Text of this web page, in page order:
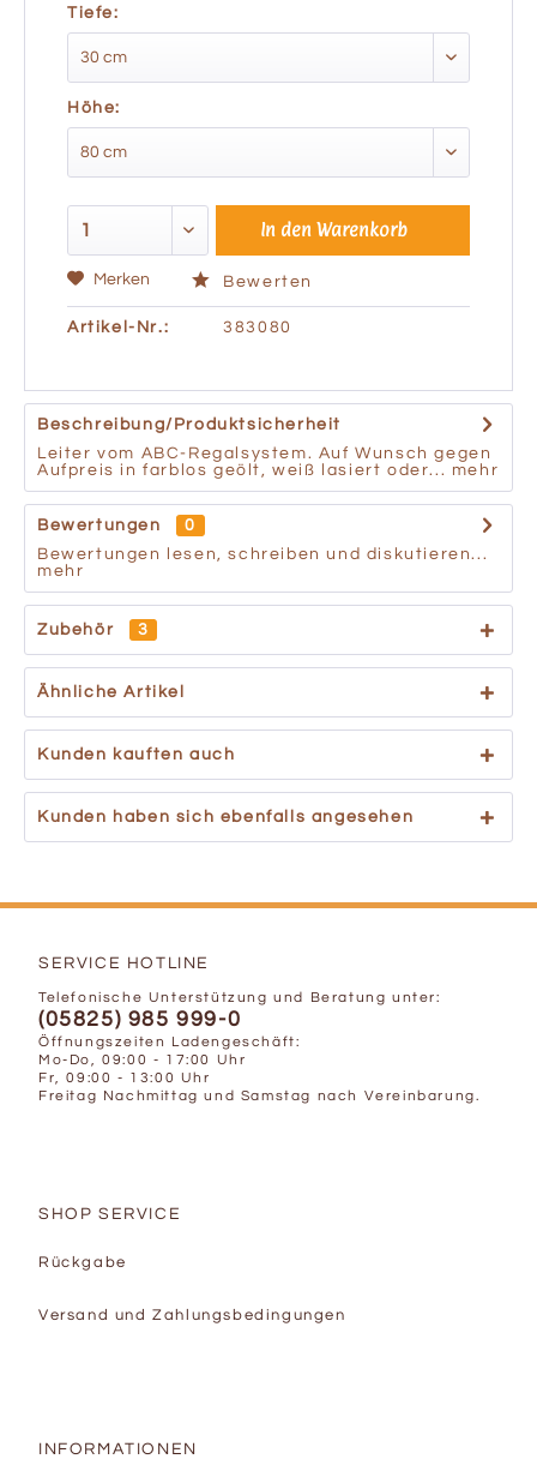
Tiefe:
Höhe:
In den Warenkorb
Merken Bewerten
Artikel-Nr.: 383080
Beschreibung/Produktsicherheit
Leiter vom ABC-Regalsystem. Auf Wunsch gegen
Aufpreis in farblos geölt, weiß lasiert oder... mehr
Bewertungen
0
Bewertungen lesen, schreiben und diskutieren...
mehr
Zubehör 3
Ähnliche Artikel
Kunden kauften auch
Kunden haben sich ebenfalls angesehen
SERVICE HOTLINE
Telefonische Unterstützung und Beratung unter:
(05825) 985 999-0
Öffnungszeiten Ladengeschäft:
Mo-Do, 09:00 - 17:00 Uhr
Fr, 09:00 - 13:00 Uhr
Freitag Nachmittag und Samstag nach Vereinbarung.
SHOP SERVICE
Rückgabe
Versand und Zahlungsbedingungen
INFORMATIONEN